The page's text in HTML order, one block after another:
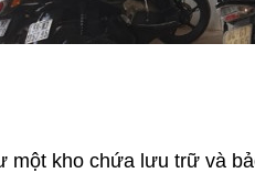
kho chứa lưu trữ và